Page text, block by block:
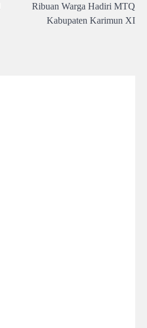
Ribuan Warga Hadiri MTQ
Kabupaten Karimun XI